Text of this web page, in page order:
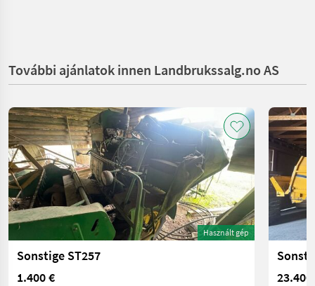
További ajánlatok innen Landbrukssalg.no AS
Használt gép
Sonstige ST257
1.400 €
23.400